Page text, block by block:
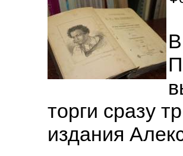
торги сразу
издания